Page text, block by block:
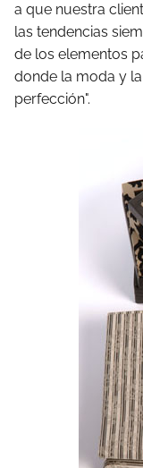
a que nuestra
las tendencias
de los elementos
donde la moda y
perfección".